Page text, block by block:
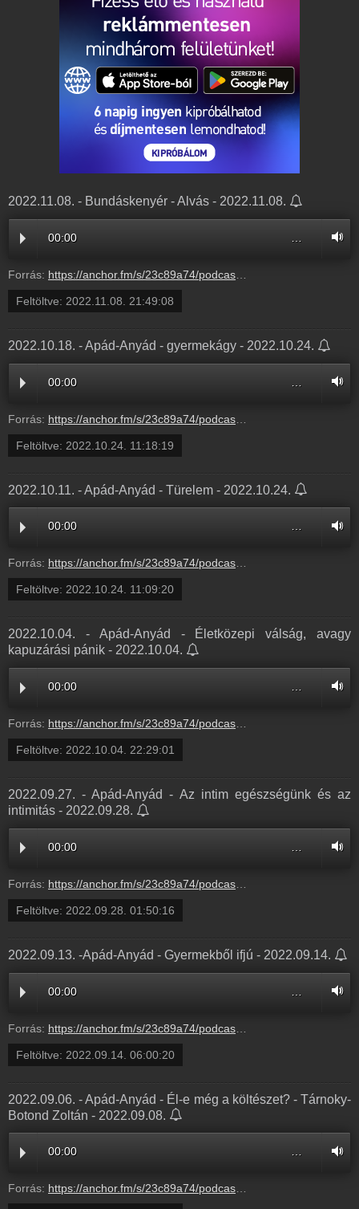
2022.11.08. - Bundáskenyér - Alvás - 2022.11.08.
00:00
Forrás: https://anchor.fm/s/23c89a74/podcast/play/60310332/https%3A%2F%2Fd3ctxlq1ktw2nl.cloudfront.net%2Fproduction%2Fexports%2F23c89a74%2F60310332%2Fc6df4cfd833580382302ca23b3cc5096.m4a
Feltöltve: 2022.11.08. 21:49:08
2022.10.18. - Apád-Anyád - gyermekágy - 2022.10.24.
00:00
Forrás: https://anchor.fm/s/23c89a74/podcast/play/59496558/https%3A%2F%2Fd3ctxlq1ktw2nl.cloudfront.net%2Fproduction%2Fexports%2F23c89a74%2F59496558%2F46d659906723b78f8b1a9d78c67a20b9.m4a
Feltöltve: 2022.10.24. 11:18:19
2022.10.11. - Apád-Anyád - Türelem - 2022.10.24.
00:00 …
Forrás: https://anchor.fm/s/23c89a74/podcast/play/59496343/https%3A%2F%2Fd3ctxlq1ktw2nl.cloudfront.net%2Fproduction%2Fexports%2F23c89a74%2F59496343%2Fe4369a0a82c097dca7b2044556d81cee.m4a
Feltöltve: 2022.10.24. 11:09:20
2022.10.04. - Apád-Anyád - Életközepi válság, avagy
kapuzárási pánik - 2022.10.04.
00:00
Forrás: https://anchor.fm/s/23c89a74/podcast/play/58572021/https%3A%2F%2Fd3ctxlq1ktw2nl.cloudfront.net%2Fproduction%2Fexports%2F23c89a74%2F58572021%2Fe9e1cc129ffdd7967a6b68c057066b28.m4a
Feltöltve: 2022.10.04. 22:29:01
2022.09.27. - Apád-Anyád - Az intim egészségünk és az
intimitás - 2022.09.28.
00:00
Forrás: https://anchor.fm/s/23c89a74/podcast/play/58231769/https%3A%2F%2Fd3ctxlq1ktw2nl.cloudfront.net%2Fproduction%2Fexports%2F23c89a74%2F58231769%2Fe3c222238be2ab2f04dfd337cbcfab85.m4a
Feltöltve: 2022.09.28. 01:50:16
2022.09.13. -Apád-Anyád - Gyermekből ifjú - 2022.09.14.
00:00
Forrás: https://anchor.fm/s/23c89a74/podcast/play/57540696/https%3A%2F%2Fd3ctxlq1ktw2nl.cloudfront.net%2Fproduction%2Fexports%2F23c89a74%2F57540696%2F31e5d485880eaa348929c63dd6914212.m4a
Feltöltve: 2022.09.14. 06:00:20
2022.09.06. - Apád-Anyád - Él-e még a költészet? - Tárnoky-
Botond Zoltán - 2022.09.08.
00:00 …
Forrás: https://anchor.fm/s/23c89a74/podcast/play/57281695/https%3A%2F%2Fd3ctxlq1ktw2nl.cloudfront.net%2Fproduction%2Fexports%2F23c89a74%2F57281695%2F6c9768e3f6a6976db28d3eee583c6381.m4a